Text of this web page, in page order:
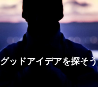
グッドアイデアを探そう